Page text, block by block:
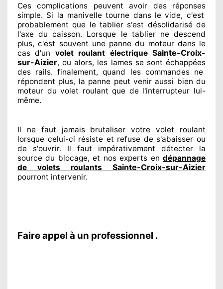
Ces complications peuvent avoir des réponses
simple. Si la manivelle tourne dans le vide, c'est
probablement que le tablier s'est désolidariséde
l'axe du caisson. Lorsque le tablier ne descend
plus, c'est souvent une panne du moteur dans le
cas d'un volet roulant électriqueSainte-Croix-
sur-Aizier, ou alors, les lames se sont échappées
des rails. finalement, quand les commandes ne
répondent plus, la panne peut venir aussi bien du
moteur du volet roulant que de l'interrupteur lui-
même.
Il ne faut jamais brutaliser votre volet roulant
lorsque celui-ci résiste et refuse de s'abaisser ou
de s'ouvrir. Il faut impérativement détecter la
source du blocage, et nos experts endépannage
de volets roulants Sainte-Croix-sur-Aizier
pourront intervenir.
Faire appel à un professionnel .